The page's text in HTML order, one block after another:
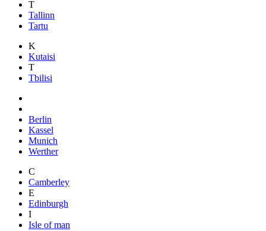
T
Tallinn
Tartu
K
Kutaisi
T
Tbilisi
Berlin
Kassel
Munich
Werther
C
Camberley
E
Edinburgh
I
Isle of man